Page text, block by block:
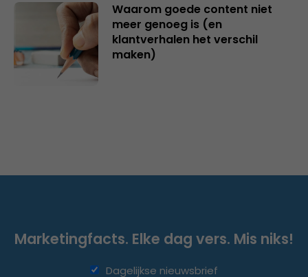
Waarom goede content niet
meer genoeg is (en
klantverhalen het verschil
maken)
Marketingfacts. Elke dag vers. Mis niks!
Dagelijkse nieuwsbrief